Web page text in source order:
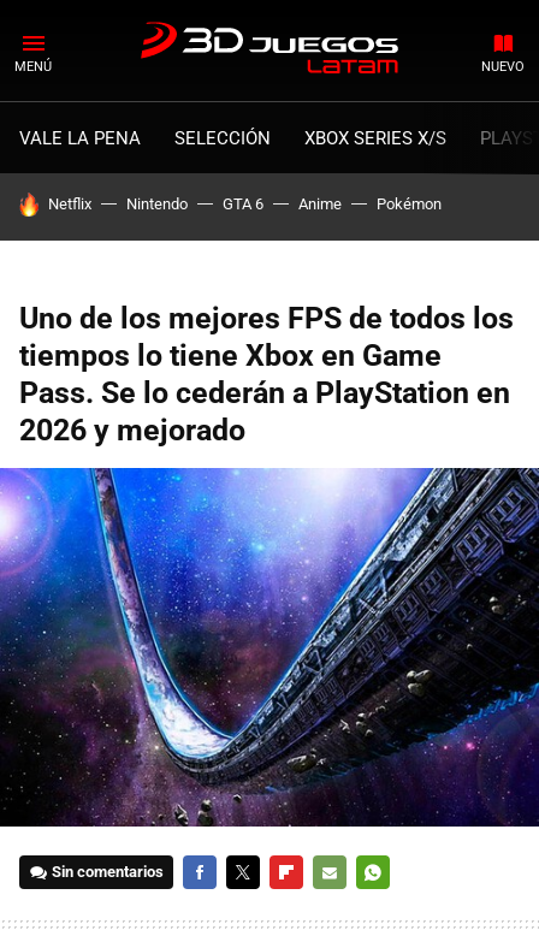
MENÚ NUEVO
VALE LA PENA SELECCIÓN XBOX SERIES X/S
HOY SE HABLA DE
Netflix Nintendo GTA 6 Anime Pokémon
Uno de los mejores FPS de todos los
tiempos lo tiene Xbox en Game
Pass. Se lo cederán a PlayStation en
2026 y mejorado
Sin comentarios